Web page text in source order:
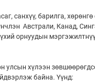
санхүү, барилга, хөрөнгө
Австрали, Канад,
орнуудын
улсын хүлээн
байна. Үүнд: